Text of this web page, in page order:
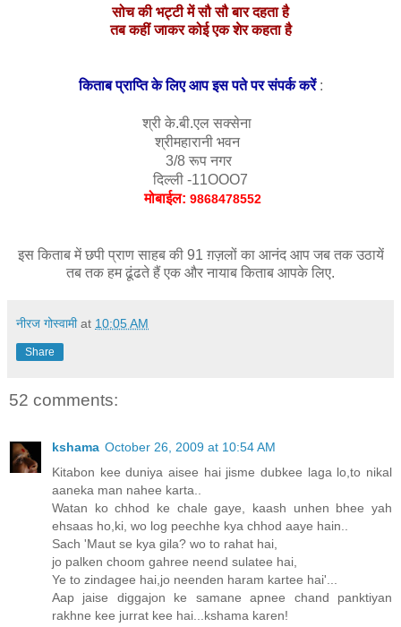
सोच की भट्टी में सौ सौ बार दहता है
तब कहीं जाकर कोई एक शेर कहता है
किताब प्राप्ति के लिए आप इस पते पर संपर्क करें :
श्री के.बी.एल सक्सेना
श्रीमहारानी भवन
3/8 रूप नगर
दिल्ली -11OOO7
मोबाईल: 9868478552
इस किताब में छपी प्राण साहब की 91 ग़ज़लों का आनंद आप जब तक उठायें
तब तक हम ढूंढते हैं एक और नायाब किताब आपके लिए.
नीरज गोस्वामी at 10:05 AM
Share
52 comments:
kshama October 26, 2009 at 10:54 AM
Kitabon kee duniya aisee hai jisme dubkee laga lo,to nikal
aaneka man nahee karta..
Watan ko chhod ke chale gaye, kaash unhen bhee yah
ehsaas ho,ki, wo log peechhe kya chhod aaye hain..
Sach 'Maut se kya gila? wo to rahat hai,
jo palken choom gahree neend sulatee hai,
Ye to zindagee hai,jo neenden haram kartee hai'...
Aap jaise diggajon ke samane apnee chand panktiyan
rakhne kee jurrat kee hai...kshama karen!